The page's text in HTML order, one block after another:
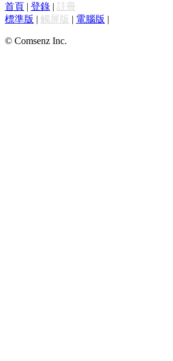
首頁 | 登錄 | 註冊
標準版 | 觸屏版 | 電腦版 |
© Comsenz Inc.